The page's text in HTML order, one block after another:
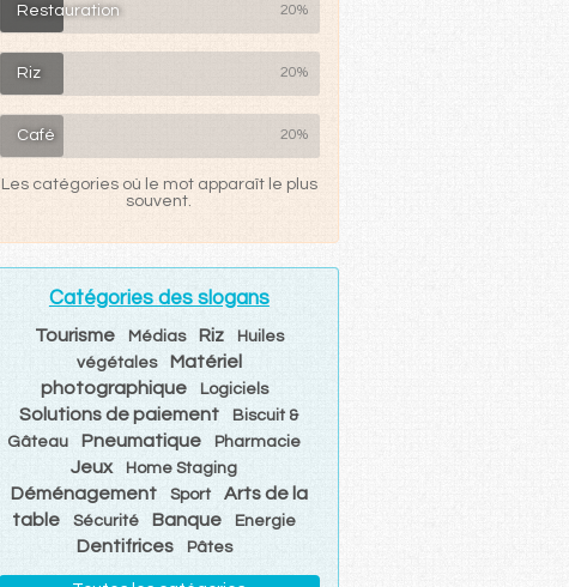
Restauration 20%
Riz 20%
Café 20%
Les catégories où le mot apparaît le plus
souvent.
Catégories des slogans
Tourisme Médias Riz
Huiles
végétales
Matériel
photographique
Logiciels
Solutions de paiement
Biscuit &
Gâteau
Pneumatique Pharmacie
Jeux Home Staging
Déménagement Sport
Arts de la
table
Sécurité Banque Energie
Dentifrices Pâtes